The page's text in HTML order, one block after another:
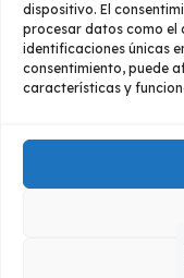
dispositivo. El
procesar datos como el
identificaciones únicas
consentimiento, puede
características y
© 2023 Todos los
Tecnológico